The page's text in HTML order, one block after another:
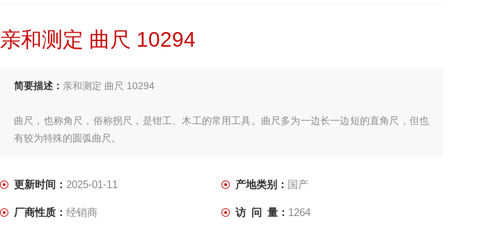
亲和测定 曲尺 10294
简要描述： 亲和测定 曲尺 10294
曲尺，也称角尺，俗称拐尺，是钳工、木工的常用工具。曲尺多为一边长一边短的直角尺，但也
有较为特殊的圆弧曲尺。
更新时间： 2025-01-11 产地类别： 国产
厂商性质： 经销商 访 问 量： 1264